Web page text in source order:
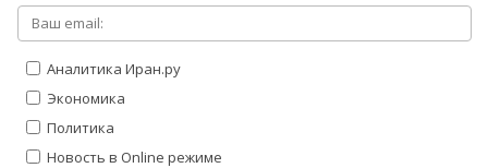
Аналитика Иран.ру
Экономика
Политика
Новость в Online режиме